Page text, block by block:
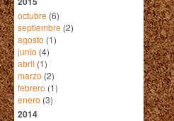
octubre (6)
septiembre (2)
agosto (1)
junio (4)
abril (1)
marzo (2)
febrero (1)
enero (3)
2014